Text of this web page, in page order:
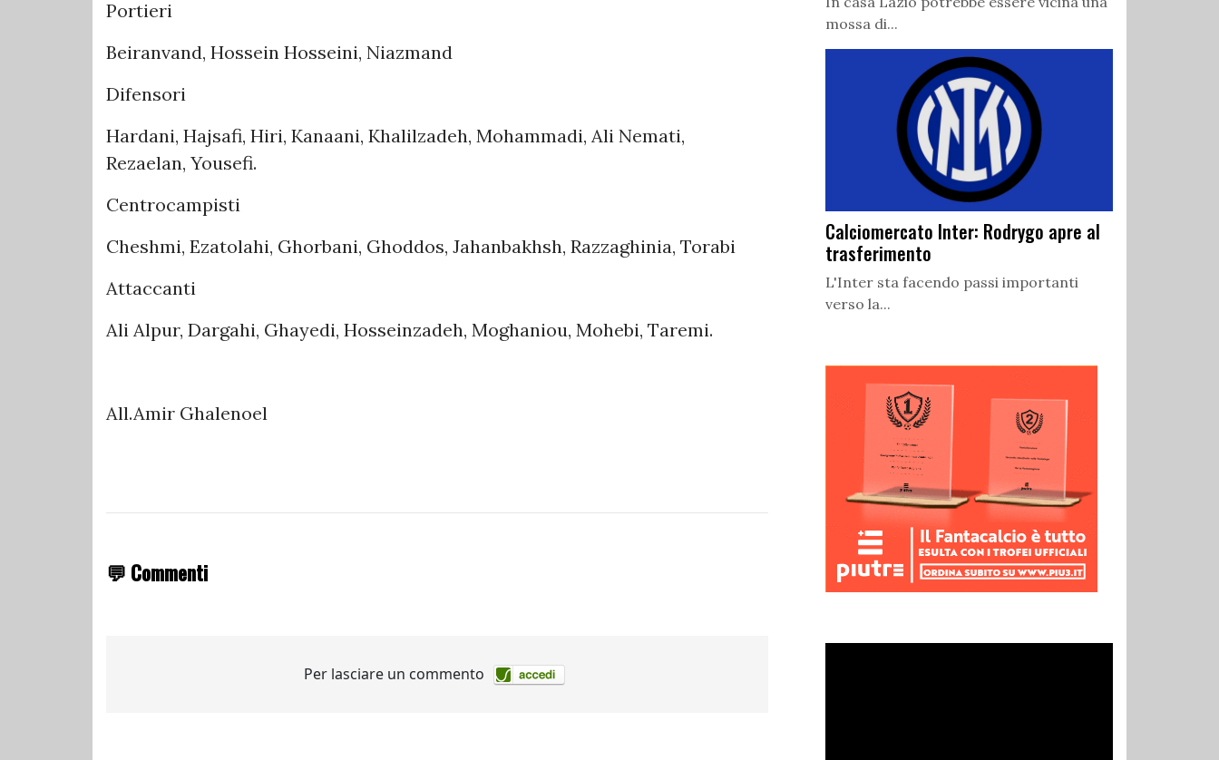
Portieri
Beiranvand, Hossein Hosseini, Niazmand
Difensori
Hardani, Hajsafi, Hiri, Kanaani, Khalilzadeh, Mohammadi, Ali Nemati,
Rezaelan, Yousefi.
Centrocampisti
Cheshmi, Ezatolahi, Ghorbani, Ghoddos, Jahanbakhsh, Razzaghinia, Torabi
Attaccanti
Ali Alpur, Dargahi, Ghayedi, Hosseinzadeh, Moghaniou, Mohebi, Taremi.
All.Amir Ghalenoel
💬 Commenti
mossa di...
Calciomercato Inter: Rodrygo apre al
trasferimento
L'Inter sta facendo passi importanti
verso la...